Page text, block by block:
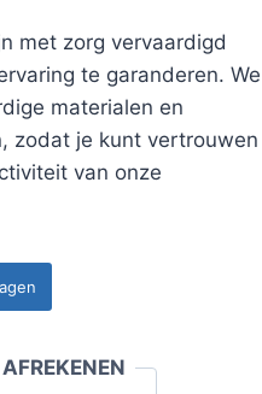
met zorg vervaardigd
te garanderen. We
materialen en
zodat je kunt vertrouwen
van onze